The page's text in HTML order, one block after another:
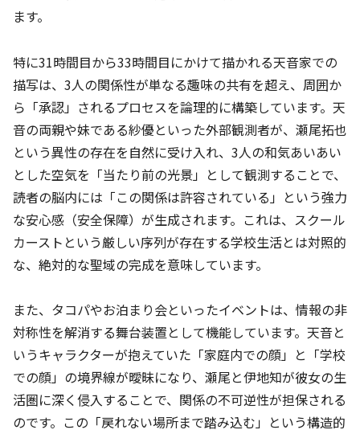
ます。
特に31時間目から33時間目にかけて描かれる天音家での
描写は、3人の関係性が単なる趣味の共有を超え、周囲か
ら「承認」されるプロセスを論理的に構築しています。天
音の両親や妹である紗優といった外部観測者が、瀬尾拓也
という異性の存在を自然に受け入れ、3人の和気あいあい
とした空気を「当たり前の光景」として観測することで、
読者の脳内には「この関係は許容されている」という強力
な安心感（安全保障）が生成されます。これは、スクール
カーストという厳しい序列が存在する学校生活とは対照的
な、絶対的な聖域の完成を意味しています。
また、タコパやお泊まり会といったイベントは、情報の非
対称性を解消する舞台装置として機能しています。天音と
いうキャラクターが抱えていた「家庭内での顔」と「学校
での顔」の境界線が曖昧になり、瀬尾と伊地知が彼女の生
活圏に深く侵入することで、関係の不可逆性が担保される
のです。この「戻れない場所まで踏み込む」という構造的